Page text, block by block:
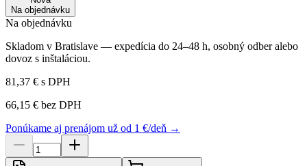
Na objednávku
Na objednávku
Skladom v Bratislave — expedícia do 24–48 h, osobný odber alebo
dovoz s inštaláciou.
81,37 € s DPH
66,15 € bez DPH
Ponúkame aj prenájom už od 1 €/deň →